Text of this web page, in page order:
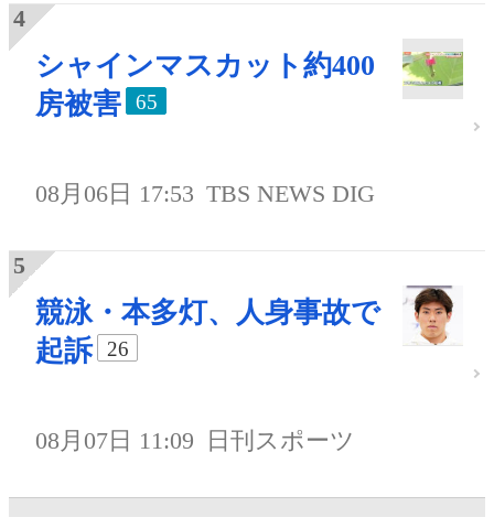
シャインマスカット約400
房被害
65
08月06日 17:53 TBS NEWS DIG
競泳・本多灯、人身事故で
起訴
26
08月07日 11:09 日刊スポーツ